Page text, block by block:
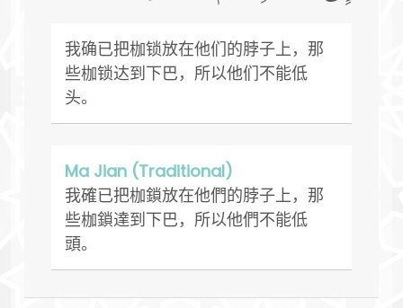
我确已把枷锁放在他们的脖子上，那
些枷锁达到下巴，所以他们不能低
头。
Ma Jian (Traditional)
我確已把枷鎖放在他們的脖子上，那
些枷鎖達到下巴，所以他們不能低
頭。